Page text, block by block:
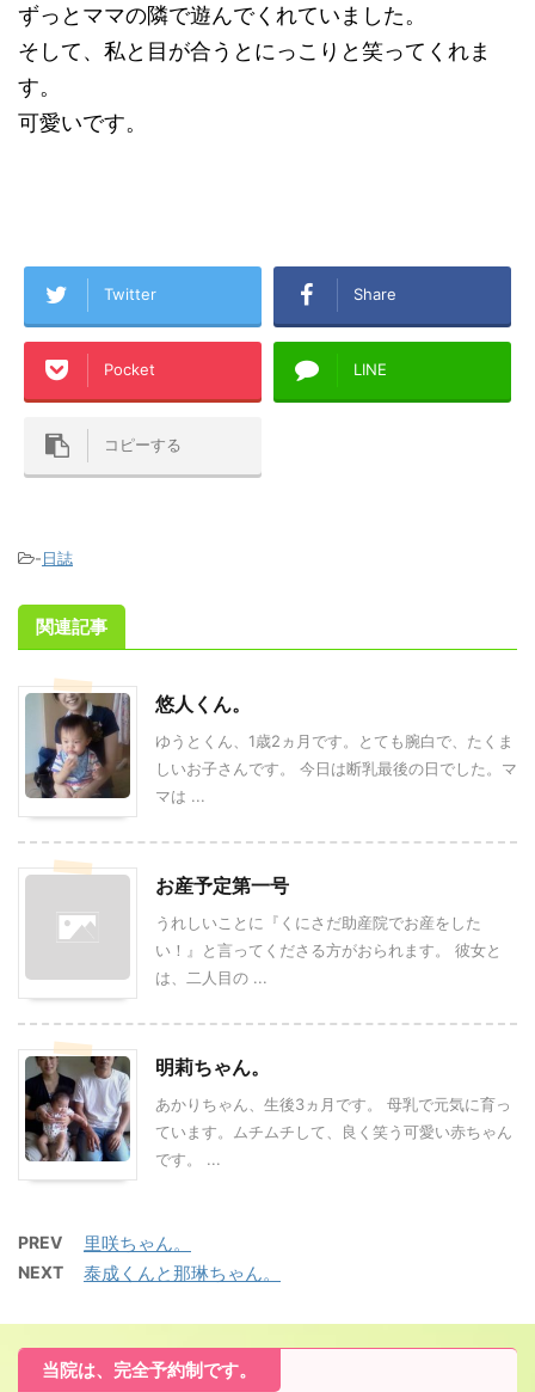
ずっとママの隣で遊んでくれていました。
そして、私と目が合うとにっこりと笑ってくれま
す。
可愛いです。
Twitter Share
Pocket LINE
コピーする
-日誌
関連記事
悠人くん。
ゆうとくん、1歳2ヵ月です。とても腕白で、たくま
しいお子さんです。 今日は断乳最後の日でした。マ
マは ...
お産予定第一号
うれしいことに『くにさだ助産院でお産をした
い！』と言ってくださる方がおられます。 彼女と
は、二人目の ...
明莉ちゃん。
あかりちゃん、生後3ヵ月です。 母乳で元気に育っ
ています。ムチムチして、良く笑う可愛い赤ちゃん
です。 ...
PREV 里咲ちゃん。
NEXT 泰成くんと那琳ちゃん。
当院は、完全予約制です。